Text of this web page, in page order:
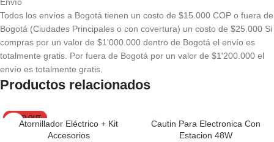
Todos los envíos a Bogotá tienen un costo de $15.000 COP o fuera de
Bogotá (Ciudades Principales o con covertura) un costo de $25.000 Si
compras por un valor de $1'000.000 dentro de Bogotá el envío es
totalmente gratis. Por fuera de Bogotá por un valor de $1'200.000 el
envío es totalmente gratis.
Productos relacionados
SOLD OUT
Atornillador Eléctrico + Kit
Accesorios
Cautin Para Electronica Con
Estacion 48W